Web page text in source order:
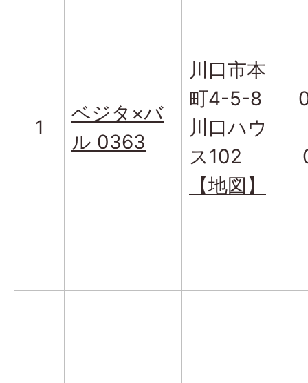
1
ベジタ×バ
ル 0363
川口市本
町4-5-8
川口ハウ
ス102
【地図】